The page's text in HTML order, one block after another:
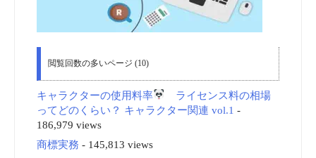
閲覧回数の多いページ (10)
キャラクターの使用料率
ライセンス料の相場
ってどのくらい？ キャラクター関連 vol.1 -
186,979 views
商標実務 - 145,813 views